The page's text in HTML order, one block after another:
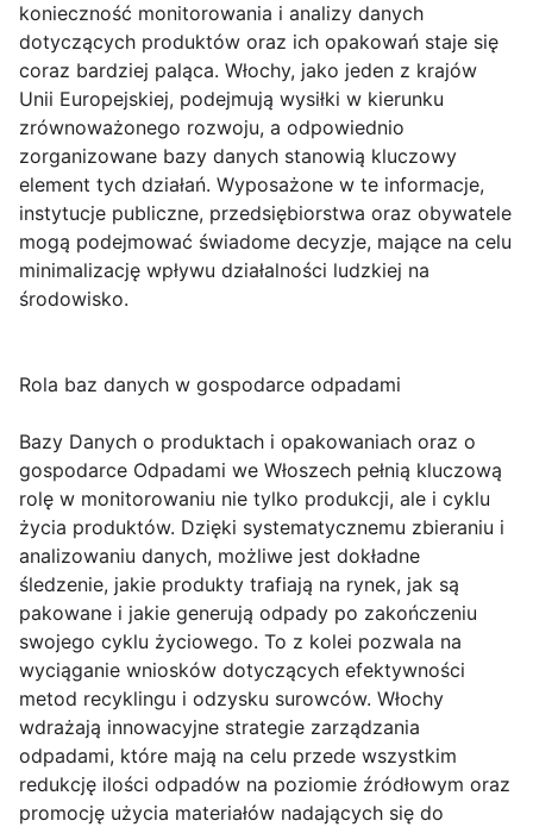
konieczność monitorowania i analizy danych
dotyczących produktów oraz ich opakowań staje się
coraz bardziej paląca. Włochy, jako jeden z krajów
Unii Europejskiej, podejmują wysiłki w kierunku
zrównoważonego rozwoju, a odpowiednio
zorganizowane bazy danych stanowią kluczowy
element tych działań. Wyposażone w te informacje,
instytucje publiczne, przedsiębiorstwa oraz obywatele
mogą podejmować świadome decyzje, mające na celu
minimalizację wpływu działalności ludzkiej na
środowisko.
Rola baz danych w gospodarce odpadami
Bazy Danych o produktach i opakowaniach oraz o
gospodarce Odpadami we Włoszech pełnią kluczową
rolę w monitorowaniu nie tylko produkcji, ale i cyklu
życia produktów. Dzięki systematycznemu zbieraniu i
analizowaniu danych, możliwe jest dokładne
śledzenie, jakie produkty trafiają na rynek, jak są
pakowane i jakie generują odpady po zakończeniu
swojego cyklu życiowego. To z kolei pozwala na
wyciąganie wniosków dotyczących efektywności
metod recyklingu i odzysku surowców. Włochy
wdrażają innowacyjne strategie zarządzania
odpadami, które mają na celu przede wszystkim
redukcję ilości odpadów na poziomie źródłowym oraz
promocję użycia materiałów nadających się do